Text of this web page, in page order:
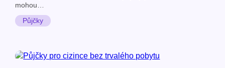
mohou…
Půjčky